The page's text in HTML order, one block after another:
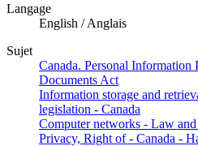
Langage
English / Anglais
Sujet
Canada. Personal Information
Documents Act
Information storage and
legislation - Canada
Computer networks - Law
Privacy, Right of - Canada -